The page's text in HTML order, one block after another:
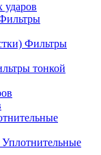
ударов
Фильтры
тонкой
Уплотнительные